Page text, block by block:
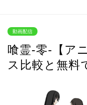
動画配信
喰霊-零-【ア
ス比較と無料